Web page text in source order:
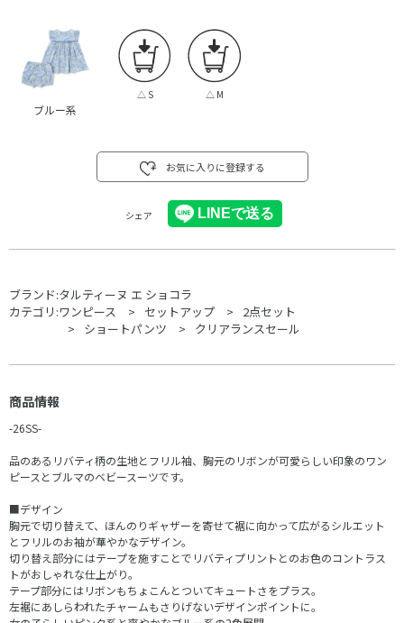
ブルー系
△ S △ M
お気に入りに登録する
シェア
ブランド:タルティーヌ エ ショコラ
カテゴリ:ワンピース セットアップ
2点セット
ショートパンツ
クリアランスセール
商品情報
-26SS-
品のあるリバティ柄の生地とフリル袖、胸元のリボンが可愛らしい印象のワン
ピースとブルマのベビースーツです。
■デザイン
胸元で切り替えて、ほんのりギャザーを寄せて裾に向かって広がるシルエット
とフリルのお袖が華やかなデザイン。
切り替え部分にはテープを施すことでリバティプリントとのお色のコントラス
トがおしゃれな仕上がり。
テープ部分にはリボンもちょこんとついてキュートさをプラス。
左裾にあしらわれたチャームもさりげないデザインポイントに。